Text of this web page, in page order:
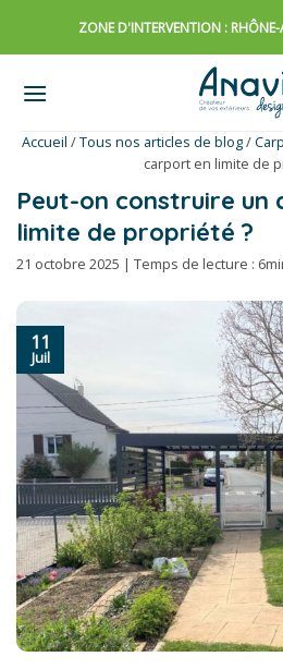
ZONE D'INTERVENTION : RHÔNE-
Accueil /Tous nos articles de blog/
carport en limite de
Peut-on construire un
limite de propriété ?
21 octobre 2025 | Temps de lecture :
11
Juil